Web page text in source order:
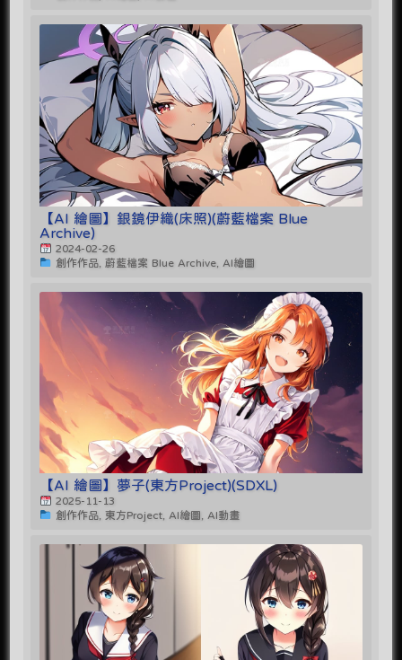
【AI 繪圖】銀鏡伊織(床照)(蔚藍檔案 Blue
Archive)
2024-02-26
創作作品, 蔚藍檔案 Blue Archive, AI繪圖
【AI 繪圖】夢子(東方Project)(SDXL)
2025-11-13
創作作品, 東方Project, AI繪圖, AI動畫